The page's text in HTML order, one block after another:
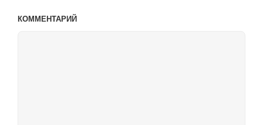
КОММЕНТАРИЙ